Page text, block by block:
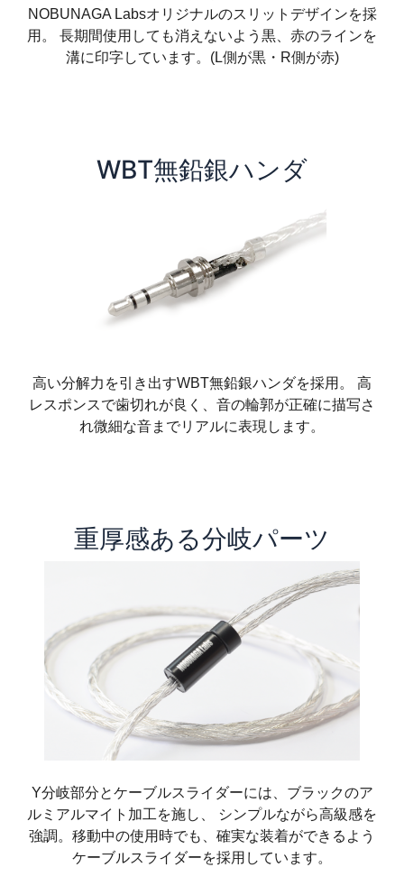
NOBUNAGA Labsオリジナルのスリットデザインを採
用。 長期間使用しても消えないよう黒、赤のラインを
溝に印字しています。(L側が黒・R側が赤)
WBT無鉛銀ハンダ
高い分解力を引き出すWBT無鉛銀ハンダを採用。 高
レスポンスで歯切れが良く、音の輪郭が正確に描写さ
れ微細な音までリアルに表現します。
重厚感ある分岐パーツ
Y分岐部分とケーブルスライダーには、ブラックのア
ルミアルマイト加工を施し、 シンプルながら高級感を
強調。移動中の使用時でも、確実な装着ができるよう
ケーブルスライダーを採用しています。